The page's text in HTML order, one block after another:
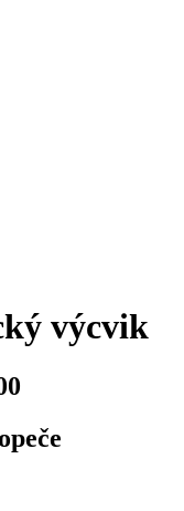
výcvik